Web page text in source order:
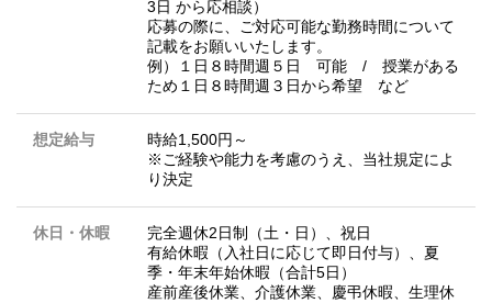
3日 から応相談）
応募の際に、ご対応可能な勤務時間について
記載をお願いいたします。
例）１日８時間週５日 可能 / 授業がある
ため１日８時間週３日から希望 など
想定給与
時給1,500円～
※ご経験や能力を考慮のうえ、当社規定によ
り決定
休日・休暇
完全週休2日制（土・日）、祝日
有給休暇（入社日に応じて即日付与）、夏
季・年末年始休暇（合計5日）
産前産後休業、介護休業、慶弔休暇、生理休